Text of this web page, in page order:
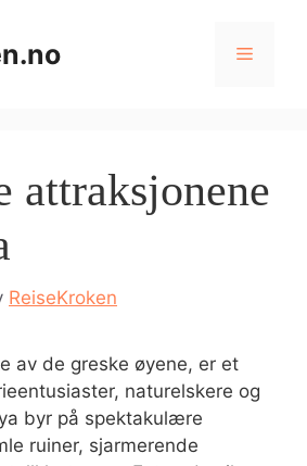
Meny
attraksjonene
ReiseKroken
av de greske øyene, er et
naturelskere og
byr på spektakulære
ruiner, sjarmerende